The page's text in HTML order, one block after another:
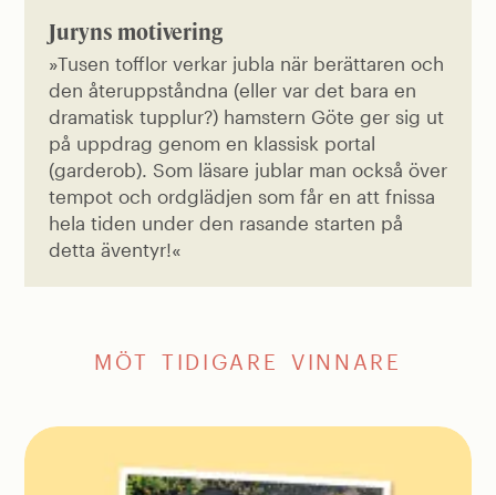
Juryns motivering
»Tusen tofflor verkar jubla när berättaren och
den återuppståndna (eller var det bara en
dramatisk tupplur?) hamstern Göte ger sig ut
på uppdrag genom en klassisk portal
(garderob). Som läsare jublar man också över
tempot och ordglädjen som får en att fnissa
hela tiden under den rasande starten på
detta äventyr!«
MÖT TIDIGARE VINNARE